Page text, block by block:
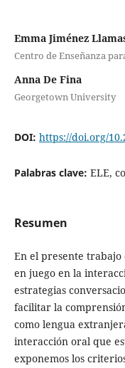
Emma Jiménez
Centro de Enseñanza
Anna De Fina
Georgetown University
DOI: https://doi.org/
Palabras clave: ELE,
Resumen
En el presente
en juego en la
estrategias
facilitar la
como lengua
interacción oral que
exponemos los